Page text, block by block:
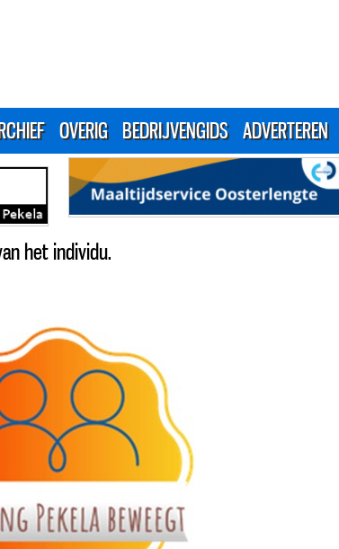
OVERIG BEDRIJVENGIDS ADVERTEREN
het individu.